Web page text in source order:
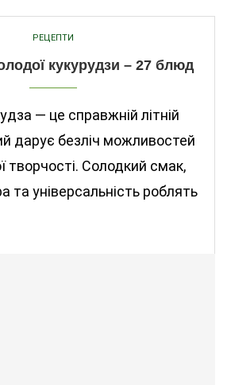
РЕЦЕПТИ
кукурудзи – 27 блюд
— це справжній літній
дарує безліч можливостей
творчості. Солодкий смак,
та універсальність роблять